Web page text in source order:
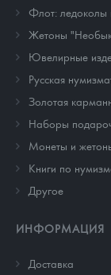
Флот: ледоколы
Жетоны
Ювелирные
Русская
Золотая
Наборы
Монеты и
Книги по
Другое
ИНФОРМАЦИЯ
Доставка